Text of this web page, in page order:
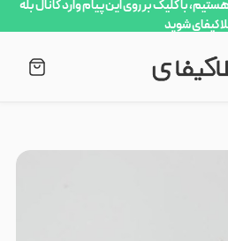
با کلیک بر روی این پیام وارد کانال بله
شوید